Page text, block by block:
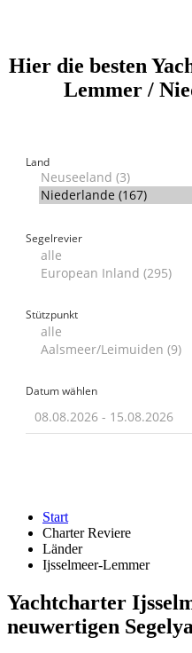
Hier die besten
Lemmer /
Start
Charter Reviere
Länder
Ijsselmeer-Lemmer
Yachtcharter
neuwertigen